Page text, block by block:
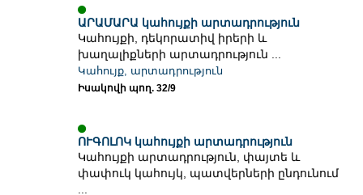
ԱՐԱՄԱՐԱ կահույքի արտադրություն
Կահույքի, դեկորատիվ իրերի և
խաղալիքների արտադրություն ...
Կահույք, արտադրություն
Իսակովի պող. 32/9
ՈՒԳՈԼՈԿ կահույքի արտադրություն
Կահույքի արտադրություն, փայտե և
փափուկ կահույկ, պատվերների ընդունում